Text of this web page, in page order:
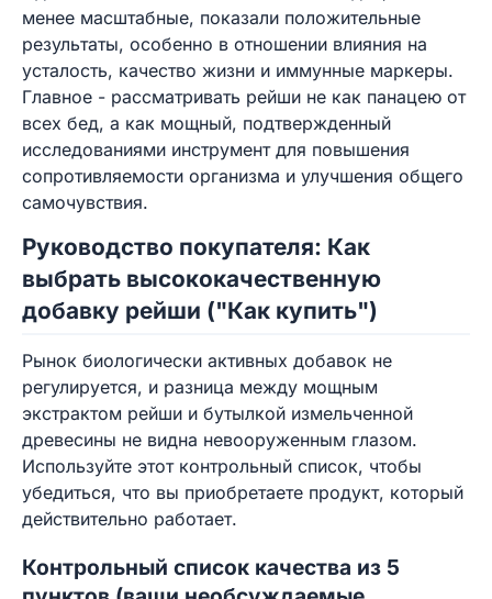
менее масштабные, показали положительные
результаты, особенно в отношении влияния на
усталость, качество жизни и иммунные маркеры.
Главное - рассматривать рейши не как панацею от
всех бед, а как мощный, подтвержденный
исследованиями инструмент для повышения
сопротивляемости организма и улучшения общего
самочувствия.
Руководство покупателя: Как
выбрать высококачественную
добавку рейши ("Как купить")
Рынок биологически активных добавок не
регулируется, и разница между мощным
экстрактом рейши и бутылкой измельченной
древесины не видна невооруженным глазом.
Используйте этот контрольный список, чтобы
убедиться, что вы приобретаете продукт, который
действительно работает.
Контрольный список качества из 5